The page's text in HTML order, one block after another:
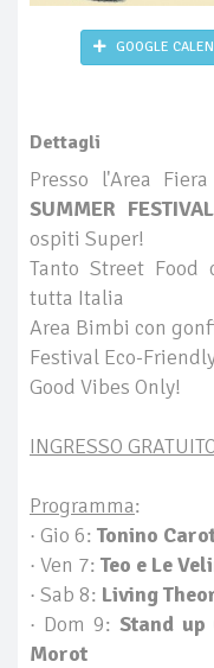
GOOGLE
Dettagli
Presso l'Area
SUMMER FESTIVAL
ospiti Super!
Tanto Street Food
tutta Italia
Area Bimbi con
Festival Eco-
Good Vibes Only!
INGRESSO
Programma:
· Gio 6: Tonino
· Ven 7: Teo e Le
· Sab 8: Living
· Dom 9: Stand up
Morot